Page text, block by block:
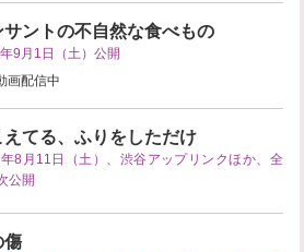
サントの不自然な食べもの
9月1日（土）公開
画配信中
えてる、ふりをしただけ
8月11日（土）、渋谷アップリンクほか、全
公開
傷